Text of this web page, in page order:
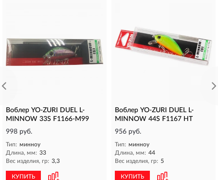
Воблер YO-ZURI DUEL L-
MINNOW 33S F1166-M99
998 руб.
Тип: минноу
Длина, мм: 33
Вес изделия, гр: 3,3
КУПИТЬ
Воблер YO-ZURI DUEL L-
MINNOW 44S F1167 HT
956 руб.
Тип: минноу
Длина, мм: 44
Вес изделия, гр: 5
КУПИТЬ